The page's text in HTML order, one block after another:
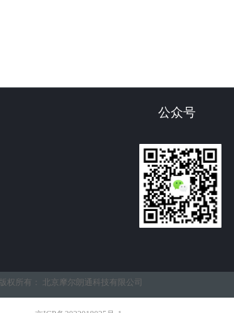
公众号
版权所有： 北京摩尔朗通科技有限公司